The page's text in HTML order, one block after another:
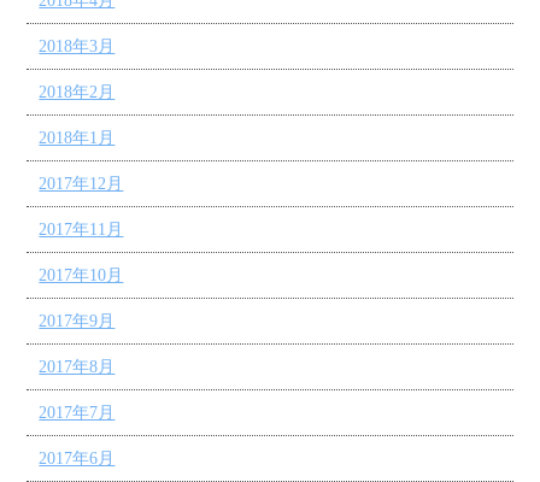
2018年3月
2018年2月
2018年1月
2017年12月
2017年11月
2017年10月
2017年9月
2017年8月
2017年7月
2017年6月